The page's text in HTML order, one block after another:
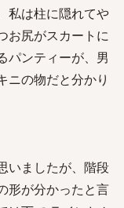
私は柱に隠れてや
お尻がスカートに
パンティーが、男
ニの物だと分かり
いましたが、階段
形が分かったと言